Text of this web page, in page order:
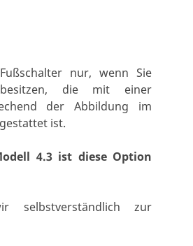
nur, wenn Sie
die mit einer
der Abbildung im
ist.
4.3 ist diese Option
selbstverständlich zur